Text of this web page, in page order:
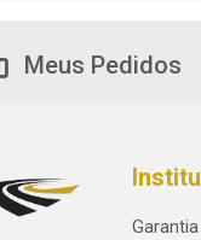
Meus Pedidos
Garantia